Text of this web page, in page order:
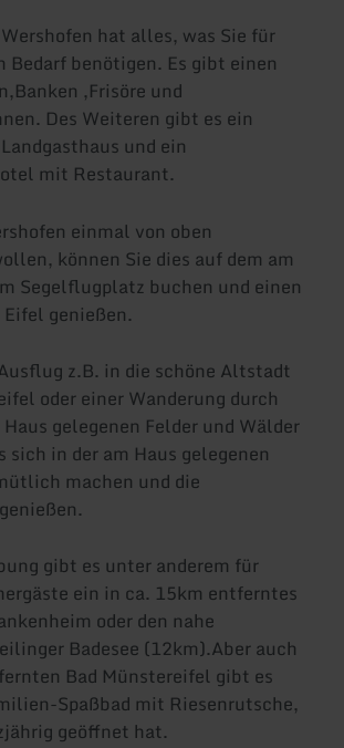
hat alles, was Sie für
Bedarf benötigen. Es gibt einen
,Frisöre und
Des Weiteren gibt es ein
und ein
mit Restaurant.
einmal von oben
können Sie dies auf dem am
Segelflugplatz buchen und einen
genießen.
z.B. in die schöne Altstadt
oder einer Wanderung durch
gelegenen Felder und Wälder
sich in der am Haus gelegenen
machen und die
gibt es unter anderem für
ein in ca. 15km entferntes
oder den nahe
Badesee (12km).Aber auch
Bad Münstereifel gibt es
Spaßbad mit Riesenrutsche,
geöffnet hat.